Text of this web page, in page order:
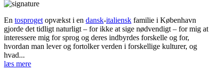
En tosproget opvækst i en dansk-italiensk familie i København
gjorde det tidligt naturligt – for ikke at sige nødvendigt – for mig at
interessere mig for sprog og deres indbyrdes forskelle og for,
hvordan man lever og fortolker verden i forskellige kulturer, og
hvad...
læs mere